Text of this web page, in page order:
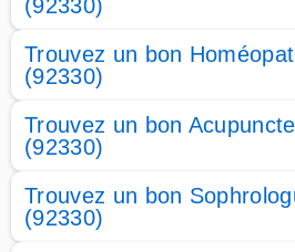
(92330)
Trouvez un bon
(92330)
Trouvez un bon
(92330)
Trouvez un bon
(92330)